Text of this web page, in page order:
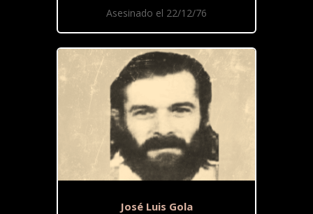
Asesinado el 22/12/76
José Luis Gola